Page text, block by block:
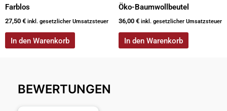
Farblos
27,50 € inkl. gesetzlicher Umsatzsteuer
In den Warenkorb
Öko-Baumwollbeutel
36,00 € inkl. gesetzlicher Umsatzsteuer
In den Warenkorb
BEWERTUNGEN